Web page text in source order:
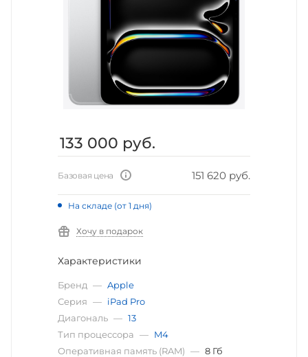
133 000 руб.
Базовая цена 151 620 руб.
На складе (от 1 дня)
Хочу в подарок
Характеристики
Бренд — Apple
Серия — iPad Pro
Диагональ — 13
Тип процессора — M4
Оперативная память (RAM) — 8 Гб